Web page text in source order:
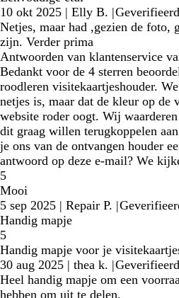
10 okt 2025 | Elly B. |
Netjes, maar had ,gezien de foto,
zijn. Verder prima
Antwoorden van klantenservice
Bedankt voor de 4 sterren
roodleren visitekaartjeshouder.
netjes is, maar dat de kleur op de
website roder oogt. Wij
dit graag willen terugkoppelen
je ons van de ontvangen houder
antwoord op deze e-mail? We
5
Mooi
5 sep 2025 | Repair P. |
Handig mapje
5
Handig mapje voor je
30 aug 2025 | thea k. |
Heel handig mapje om een
hebben om uit te delen.